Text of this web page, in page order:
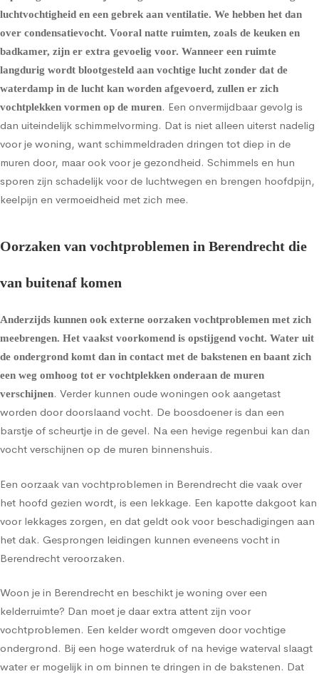
luchtvochtigheid en een gebrek aan ventilatie. We hebben het dan
over condensatievocht. Vooral natte ruimten, zoals de keuken en
badkamer, zijn er extra gevoelig voor. Wanneer een ruimte
langdurig wordt blootgesteld aan vochtige lucht zonder dat de
waterdamp in de lucht kan worden afgevoerd, zullen er zich
vochtplekken vormen op de muren. Een onvermijdbaar gevolg is
dan uiteindelijk schimmelvorming. Dat is niet alleen uiterst nadelig
voor je woning, want schimmeldraden dringen tot diep in de
muren door, maar ook voor je gezondheid. Schimmels en hun
sporen zijn schadelijk voor de luchtwegen en brengen hoofdpijn,
keelpijn en vermoeidheid met zich mee.
Oorzaken van vochtproblemen in Berendrecht die
van buitenaf komen
Anderzijds kunnen ook externe oorzaken vochtproblemen met zich
meebrengen. Het vaakst voorkomend is opstijgend vocht. Water uit
de ondergrond komt dan in contact met de bakstenen en baant zich
een weg omhoog tot er vochtplekken onderaan de muren
verschijnen. Verder kunnen oude woningen ook aangetast
worden door doorslaand vocht. De boosdoener is dan een
barstje of scheurtje in de gevel. Na een hevige regenbui kan dan
vocht verschijnen op de muren binnenshuis.
Een oorzaak van vochtproblemen in Berendrecht die vaak over
het hoofd gezien wordt, is een lekkage. Een kapotte dakgoot kan
voor lekkages zorgen, en dat geldt ook voor beschadigingen aan
het dak. Gesprongen leidingen kunnen eveneens vocht in
Berendrecht veroorzaken.
Woon je in Berendrecht en beschikt je woning over een
kelderruimte? Dan moet je daar extra attent zijn voor
vochtproblemen. Een kelder wordt omgeven door vochtige
ondergrond. Bij een hoge waterdruk of na hevige waterval slaagt
water er mogelijk in om binnen te dringen in de bakstenen. Dat